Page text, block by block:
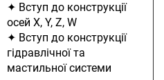
✦ Вступ до конструкції
осей X, Y, Z, W
✦ Вступ до конструкції
гідравлічної та
мастильної системи